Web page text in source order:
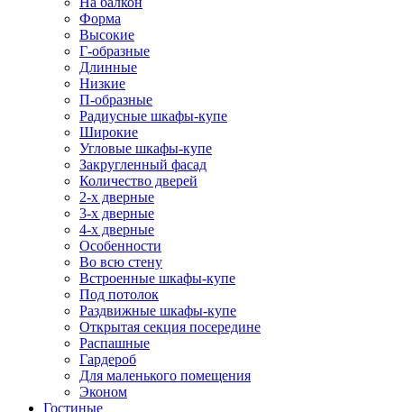
Форма
Высокие
Г-образные
Длинные
Низкие
П-образные
Радиусные шкафы-купе
Широкие
Угловые шкафы-купе
Закругленный фасад
Количество дверей
2-х дверные
3-х дверные
4-х дверные
Особенности
Во всю стену
Встроенные шкафы-купе
Под потолок
Раздвижные шкафы-купе
Открытая секция посередине
Распашные
Гардероб
Для маленького помещения
Эконом
Гостиные